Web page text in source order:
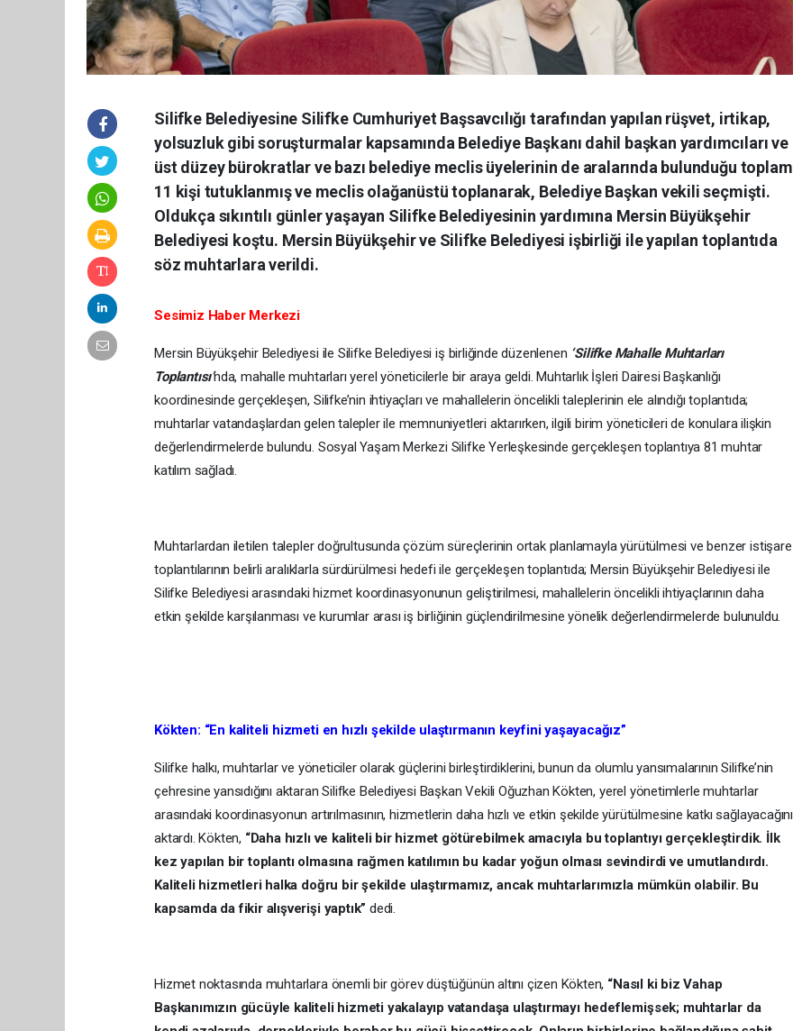
Silifke Belediyesine Silifke Cumhuriyet Başsavcılığı tarafından yapılan rüşvet, irtikap,
yolsuzluk gibi soruşturmalar kapsamında Belediye Başkanı dahil başkan yardımcıları ve
üst düzey bürokratlar ve bazı belediye meclis üyelerinin de aralarında bulunduğu toplam
11 kişi tutuklanmış ve meclis olağanüstü toplanarak, Belediye Başkan vekili seçmişti.
Oldukça sıkıntılı günler yaşayan Silifke Belediyesinin yardımına Mersin Büyükşehir
Belediyesi koştu. Mersin Büyükşehir ve Silifke Belediyesi işbirliği ile yapılan toplantıda
söz muhtarlara verildi.
Sesimiz Haber Merkezi
Mersin Büyükşehir Belediyesi ile Silifke Belediyesi iş birliğinde düzenlenen ‘Silifke Mahalle Muhtarları
Toplantısı’nda, mahalle muhtarları yerel yöneticilerle bir araya geldi. Muhtarlık İşleri Dairesi Başkanlığı
koordinesinde gerçekleşen, Silifke’nin ihtiyaçları ve mahallelerin öncelikli taleplerinin ele alındığı toplantıda;
muhtarlar vatandaşlardan gelen talepler ile memnuniyetleri aktarırken, ilgili birim yöneticileri de konulara ilişkin
değerlendirmelerde bulundu. Sosyal Yaşam Merkezi Silifke Yerleşkesinde gerçekleşen toplantıya 81 muhtar
katılım sağladı.
Muhtarlardan iletilen talepler doğrultusunda çözüm süreçlerinin ortak planlamayla yürütülmesi ve benzer istişare
toplantılarının belirli aralıklarla sürdürülmesi hedefi ile gerçekleşen toplantıda; Mersin Büyükşehir Belediyesi ile
Silifke Belediyesi arasındaki hizmet koordinasyonunun geliştirilmesi, mahallelerin öncelikli ihtiyaçlarının daha
etkin şekilde karşılanması ve kurumlar arası iş birliğinin güçlendirilmesine yönelik değerlendirmelerde bulunuldu.
Kökten: “En kaliteli hizmeti en hızlı şekilde ulaştırmanın keyfini yaşayacağız”
Silifke halkı, muhtarlar ve yöneticiler olarak güçlerini birleştirdiklerini, bunun da olumlu yansımalarının Silifke’nin
çehresine yansıdığını aktaran Silifke Belediyesi Başkan Vekili Oğuzhan Kökten, yerel yönetimlerle muhtarlar
arasındaki koordinasyonun artırılmasının, hizmetlerin daha hızlı ve etkin şekilde yürütülmesine katkı sağlayacağını
aktardı. Kökten, “Daha hızlı ve kaliteli bir hizmet götürebilmek amacıyla bu toplantıyı gerçekleştirdik. İlk
kez yapılan bir toplantı olmasına rağmen katılımın bu kadar yoğun olması sevindirdi ve umutlandırdı.
Kaliteli hizmetleri halka doğru bir şekilde ulaştırmamız, ancak muhtarlarımızla mümkün olabilir. Bu
kapsamda da fikir alışverişi yaptık” dedi.
Hizmet noktasında muhtarlara önemli bir görev düştüğünün altını çizen Kökten, “Nasıl ki biz Vahap
Başkanımızın gücüyle kaliteli hizmeti yakalayıp vatandaşa ulaştırmayı hedeflemişsek; muhtarlar da